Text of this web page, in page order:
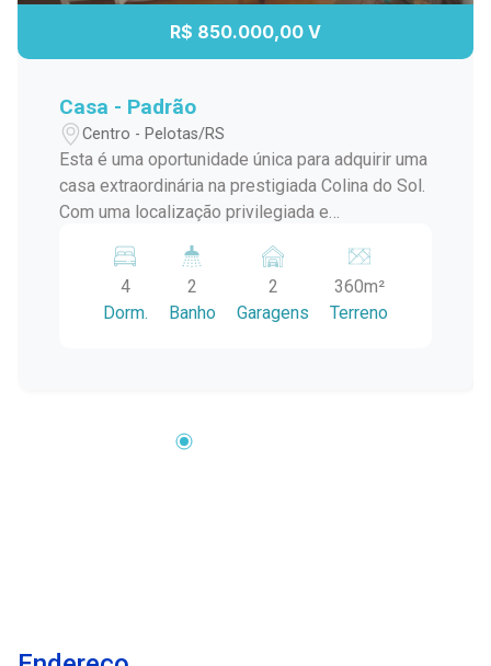
R$ 850.000,00 V
Casa - Padrão
Centro - Pelotas/RS
Esta é uma oportunidade única para adquirir uma
casa extraordinária na prestigiada Colina do Sol.
Com uma localização privilegiada e
o conforto e a elegância que você merece.
Situada na cobiçada Colina do Sol, esta casa
oferece tranquilidade e privacidade em um
dormitórios principais, há uma casa completa
casa dos fundos possui um calefator para
4
Dorm.
2
Banho
2
Garagens
360m²
Terreno